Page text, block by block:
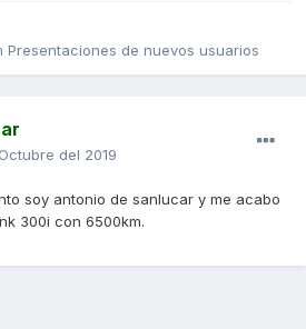
Presentaciones de nuevos usuarios
del 2019
soy antonio de sanlucar y me acabo
300i con 6500km.